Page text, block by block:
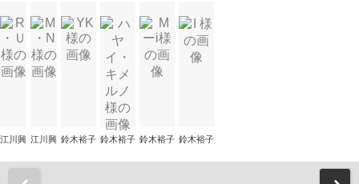
江川興 江川興 鈴木裕子 鈴木裕子 鈴木裕子 鈴木裕子